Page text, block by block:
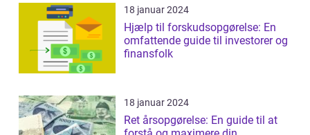
18 januar 2024
Hjælp til forskudsopgørelse: En
omfattende guide til investorer og
finansfolk
18 januar 2024
Ret årsopgørelse: En guide til at